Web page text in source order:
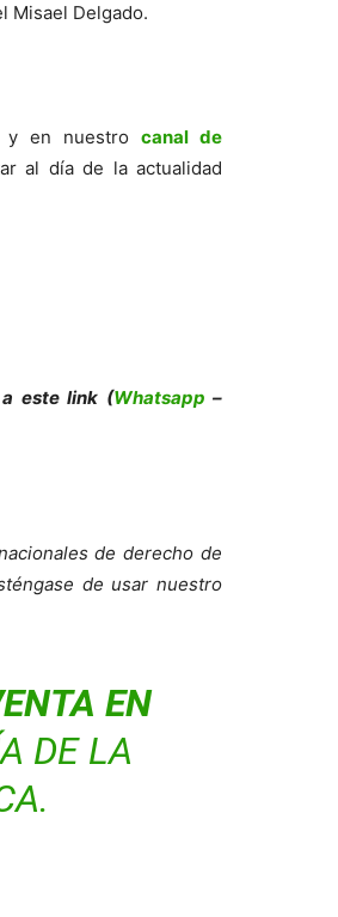
Misael Delgado.
y en nuestro canal de
al día de la actualidad
este link (Whatsapp –
de derecho de
de usar nuestro
EN
DE LA